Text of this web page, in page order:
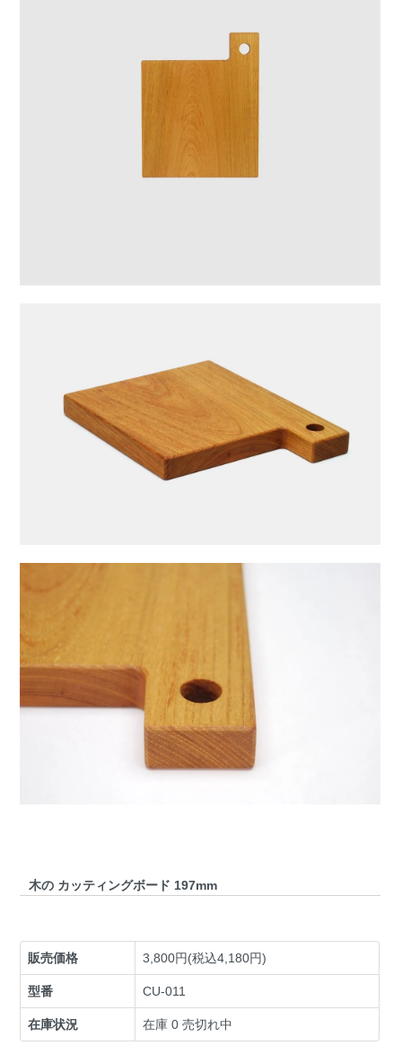
木の カッティングボード 197mm
販売価格 3,800円(税込4,180円)
型番 CU-011
在庫状況 在庫 0 売切れ中